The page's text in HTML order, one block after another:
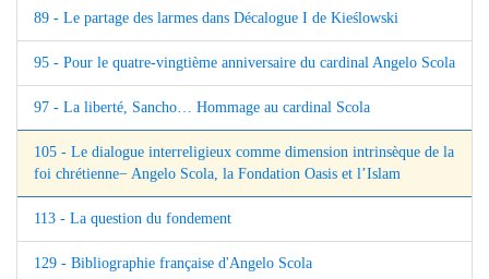
89 - Le partage des larmes dans Décalogue I de Kieślowski
95 - Pour le quatre-vingtième anniversaire du cardinal Angelo Scola
97 - La liberté, Sancho… Hommage au cardinal Scola
105 - Le dialogue interreligieux comme dimension intrinsèque de la
foi chrétienne− Angelo Scola, la Fondation Oasis et l’Islam
113 - La question du fondement
129 - Bibliographie française d'Angelo Scola